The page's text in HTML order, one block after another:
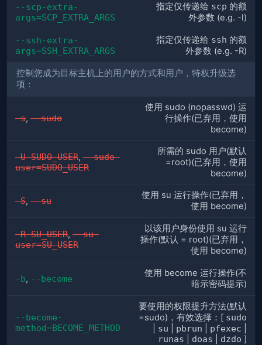
--scp-extra-
args=SCP_EXTRA_ARGS
指定仅传递给 scp 的额
外参数 (e.g. -l)
--ssh-extra-
args=SSH_EXTRA_ARGS
指定仅传递给 ssh 的额
外参数 (e.g. -R)
控制您成为目标主机上的用户的方式和用户，特权升级选
项：
-s, --sudo
使用 sudo (nopasswd) 运
行操作(已弃用，使用
become)
-U SUDO_USER, --sudo-
user=SUDO_USER
所需的 sudo 用户(默认
=root)(已弃用，使用
become)
-S, --su
使用 su 运行操作(已弃用，
使用 become)
-R SU_USER, --su-
user=SU_USER
以该用户身份使用 su 运行
操作(默认 = root)(已弃用，
使用 become)
-b, --become
使用 become 运行操作(不
暗示密码提示)
--become-
method=BECOME_METHOD
要使用的权限提升方法(默认
=sudo)，有效选择：[ sudo
su pbrun pfexec
runas doas dzdo ]